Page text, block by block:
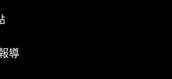
導